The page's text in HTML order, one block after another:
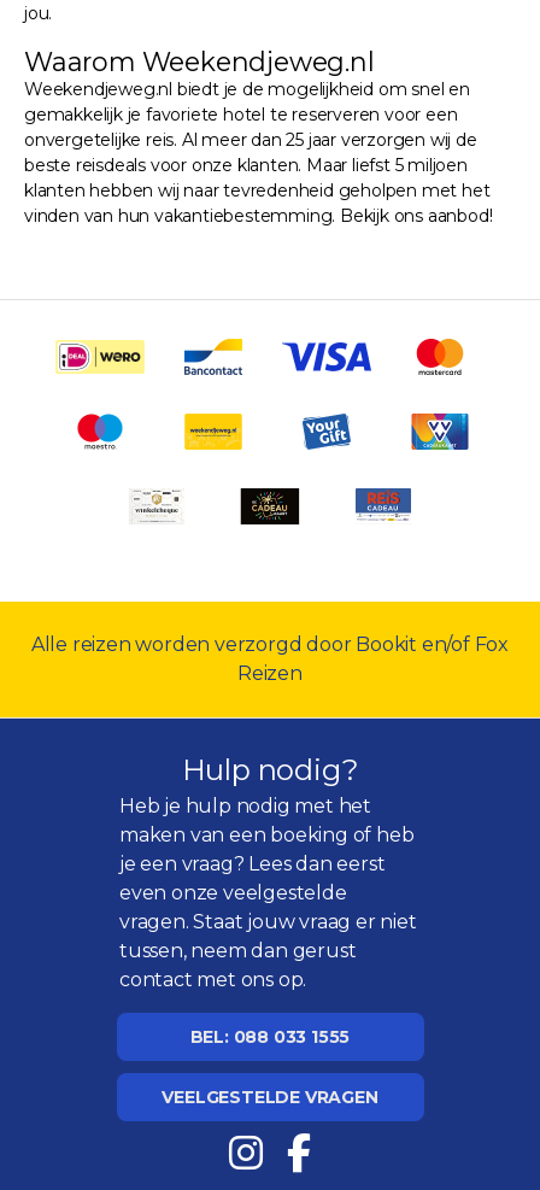
jou.
Waarom Weekendjeweg.nl
Weekendjeweg.nl biedt je de mogelijkheid om snel en
gemakkelijk je favoriete hotel te reserveren voor een
onvergetelijke reis. Al meer dan 25 jaar verzorgen wij de
beste reisdeals voor onze klanten. Maar liefst 5 miljoen
klanten hebben wij naar tevredenheid geholpen met het
vinden van hun vakantiebestemming. Bekijk ons aanbod!
Alle reizen worden verzorgd door Bookit en/of Fox
Reizen
Hulp nodig?
Heb je hulp nodig met het
maken van een boeking of heb
je een vraag? Lees dan eerst
even onzeveelgestelde
vragen. Staat jouw vraag er niet
tussen, neem dan gerust
contact met ons op.
BEL: 088 033 1555
VEELGESTELDE VRAGEN